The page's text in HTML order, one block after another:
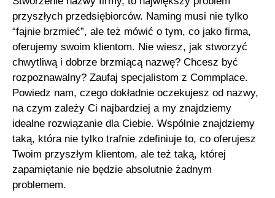
przyszłych przedsiębiorców. Naming musi nie tylko
“fajnie brzmieć”, ale też mówić o tym, co jako firma,
oferujemy swoim klientom. Nie wiesz, jak stworzyć
chwytliwą i dobrze brzmiącą nazwę? Chcesz być
rozpoznawalny? Zaufaj specjalistom z Commplace.
Powiedz nam, czego dokładnie oczekujesz od nazwy,
na czym zależy Ci najbardziej a my znajdziemy
idealne rozwiązanie dla Ciebie. Wspólnie znajdziemy
taką, która nie tylko trafnie zdefiniuje to, co oferujesz
Twoim przyszłym klientom, ale też taką, której
zapamiętanie nie będzie absolutnie żadnym
problemem.